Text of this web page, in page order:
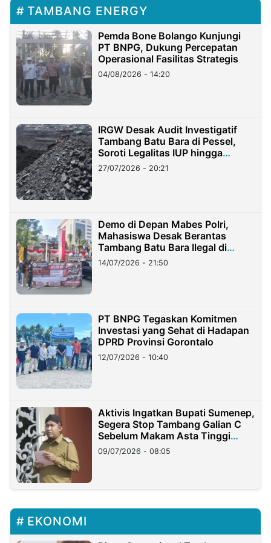
TAMBANG ENERGY
Pemda Bone Bolango Kunjungi
PT BNPG, Dukung Percepatan
Operasional Fasilitas Strategis
04/08/2026 - 14:20
IRGW Desak Audit Investigatif
Tambang Batu Bara di Pessel,
Soroti Legalitas IUP hingga
Stockpile
27/07/2026 - 20:21
Demo di Depan Mabes Polri,
Mahasiswa Desak Berantas
Tambang Batu Bara Ilegal di
Lampung
14/07/2026 - 21:50
PT BNPG Tegaskan Komitmen
Investasi yang Sehat di Hadapan
DPRD Provinsi Gorontalo
12/07/2026 - 10:40
Aktivis Ingatkan Bupati Sumenep,
Segera Stop Tambang Galian C
Sebelum Makam Asta Tinggi
Longsor
09/07/2026 - 08:05
EKONOMI